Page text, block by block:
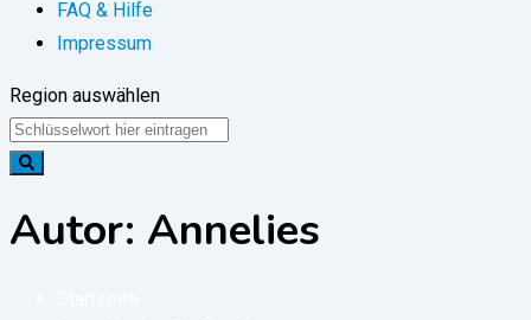
FAQ & Hilfe
Impressum
Region auswählen
Autor: Annelies